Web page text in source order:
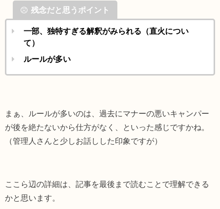
残念だと思うポイント
一部、独特すぎる解釈がみられる（直火につい
て）
ルールが多い
まぁ、ルールが多いのは、過去にマナーの悪いキャンパー
が後を絶たないから仕方がなく、といった感じですかね。
（管理人さんと少しお話しした印象ですが）
ここら辺の詳細は、記事を最後まで読むことで理解できる
かと思います。